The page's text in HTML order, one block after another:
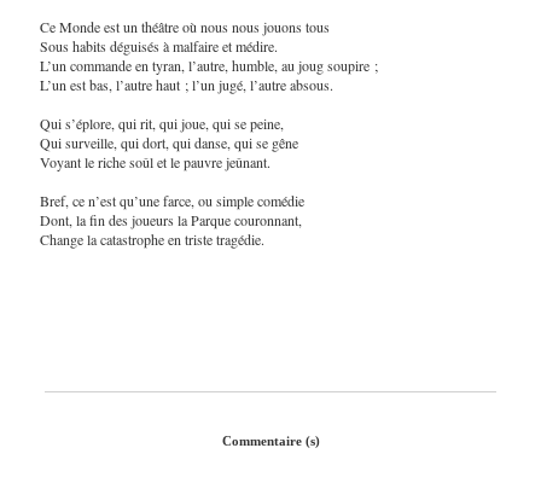
Ce Monde est un théâtre où nous nous jouons tous
Sous habits déguisés à malfaire et médire.
L’un commande en tyran, l’autre, humble, au joug soupire ;
L’un est bas, l’autre haut ; l’un jugé, l’autre absous.
Qui s’éplore, qui rit, qui joue, qui se peine,
Qui surveille, qui dort, qui danse, qui se gêne
Voyant le riche soûl et le pauvre jeûnant.
Bref, ce n’est qu’une farce, ou simple comédie
Dont, la fin des joueurs la Parque couronnant,
Change la catastrophe en triste tragédie.
Commentaire (s)